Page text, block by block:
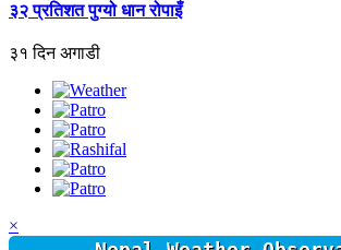
३२ प्रतिशत पुग्यो धान रोपाइँ
३१ दिन अगाडी
×